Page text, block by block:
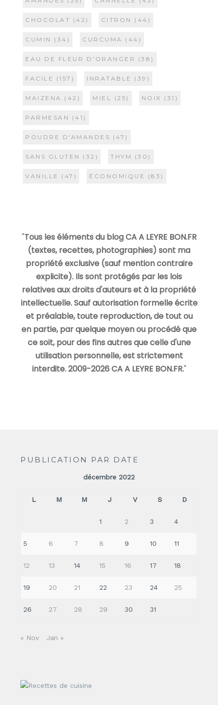
CHOCOLAT (42) CITRON (44)
CUMIN (34) CURCUMA (44)
EAU DE FLEUR D'ORANGER (38)
FACILE (157) INRATABLE (39)
MAIZENA (42) MIEL (25) NOIX (31)
PARMESAN (41)
POUDRE D'AMANDES (47)
SANS GLUTEN (32) THYM (30)
VANILLE (47) ÉCONOMIQUE (83)
"Tous les éléments du blog CA A LEYRE BON.FR
(textes, recettes, photographies) sont ma
propriété exclusive (sauf mention contraire
explicite). Ils sont protégés par les lois
relatives aux droits d'auteurs et à la propriété
intellectuelle. Sauf autorisation formelle écrite
et préalable, toute reproduction, de tout ou
en partie, par quelque moyen ou procédé que
ce soit, pour des fins autres que celle d'une
utilisation personnelle, est strictement
interdite. 2009-2026 CA A LEYRE BON.FR."
PUBLICATION PAR DATE
décembre 2022
L M M J V S D
1 2 3 4
5 6 7 8 9 10 11
12 13 14 15 16 17 18
19 20 21 22 23 24 25
26 27 28 29 30 31
« Nov Jan »